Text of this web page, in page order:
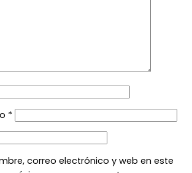
*
correo electrónico y web en este